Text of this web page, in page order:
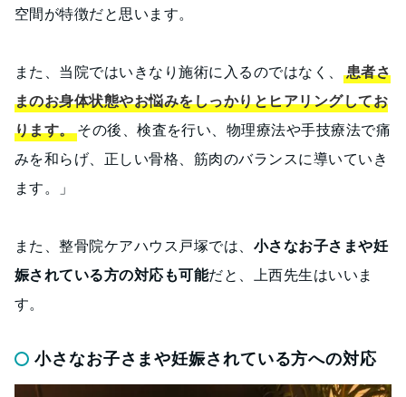
空間が特徴だと思います。
また、当院ではいきなり施術に入るのではなく、
患者さ
まのお身体状態やお悩みをしっかりとヒアリングしてお
ります。 その後、検査を行い、物理療法や手技療法で痛
みを和らげ、正しい骨格、筋肉のバランスに導いていき
ます。」
また、整骨院ケアハウス戸塚では、 小さなお子さまや妊
娠されている方の対応も可能だと、上西先生はいいま
す。
小さなお子さまや妊娠されている方への対応